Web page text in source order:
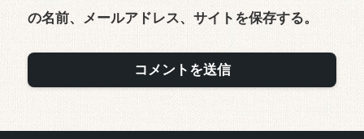
の名前、メールアドレス、サイトを保存する。